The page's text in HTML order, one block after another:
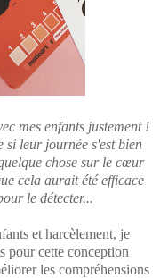
mes enfants justement !
si leur journée s'est bien
chose sur le cœur
cela aurait été efficace
le détecter...
et harcèlement, je
pour cette conception
les compréhensions